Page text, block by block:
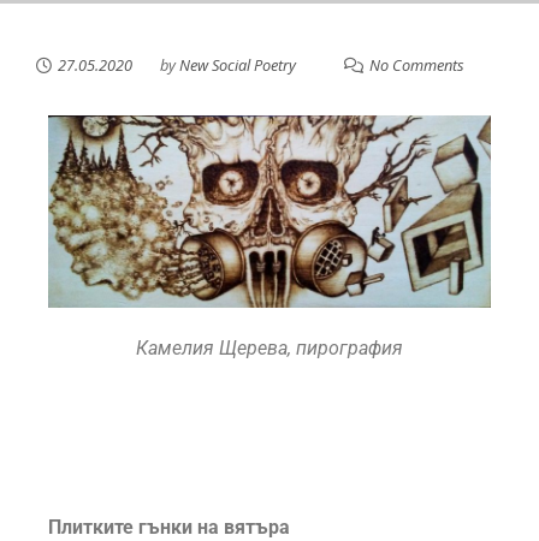
27.05.2020 byNew Social Poetry No Comments
Камелия Щерева, пирография
Плитките гънки на вятъра